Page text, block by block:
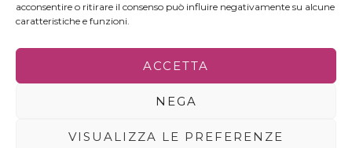
acconsentire o ritirare il consenso può influire negativamente su alcune
caratteristiche e funzioni.
ACCETTA
NEGA
VISUALIZZA LE PREFERENZE
PRIVACY POLICY